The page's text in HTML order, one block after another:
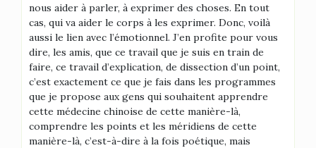
nous aider à parler, à exprimer des choses. En tout
cas, qui va aider le corps à les exprimer. Donc, voilà
aussi le lien avec l’émotionnel. J’en profite pour vous
dire, les amis, que ce travail que je suis en train de
faire, ce travail d’explication, de dissection d’un point,
c’est exactement ce que je fais dans les programmes
que je propose aux gens qui souhaitent apprendre
cette médecine chinoise de cette manière-là,
comprendre les points et les méridiens de cette
manière-là, c’est-à-dire à la fois poétique, mais